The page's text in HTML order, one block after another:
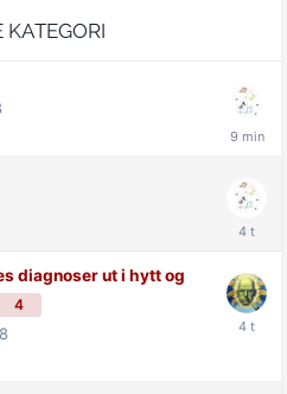
KATEGORI
diagnoser ut i hytt og
4